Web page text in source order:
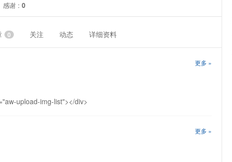
感谢 : 0
0 关注 动态 详细资料
更多 »
upload-img-list"></div>
更多 »